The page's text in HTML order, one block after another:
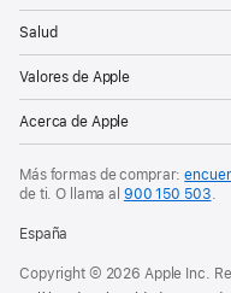
Salud
Valores de Apple
Acerca de Apple
Más formas de comprar:
de ti. O
llama al 900 150 503.
España
Copyright © 2026 Apple Inc.